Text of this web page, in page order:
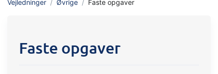
indtjening
Vejledninger Øvrige Faste opgaver
Faste opgaver